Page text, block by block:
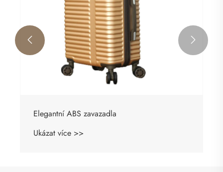
Elegantní ABS zavazadla
Ukázat více >>
 